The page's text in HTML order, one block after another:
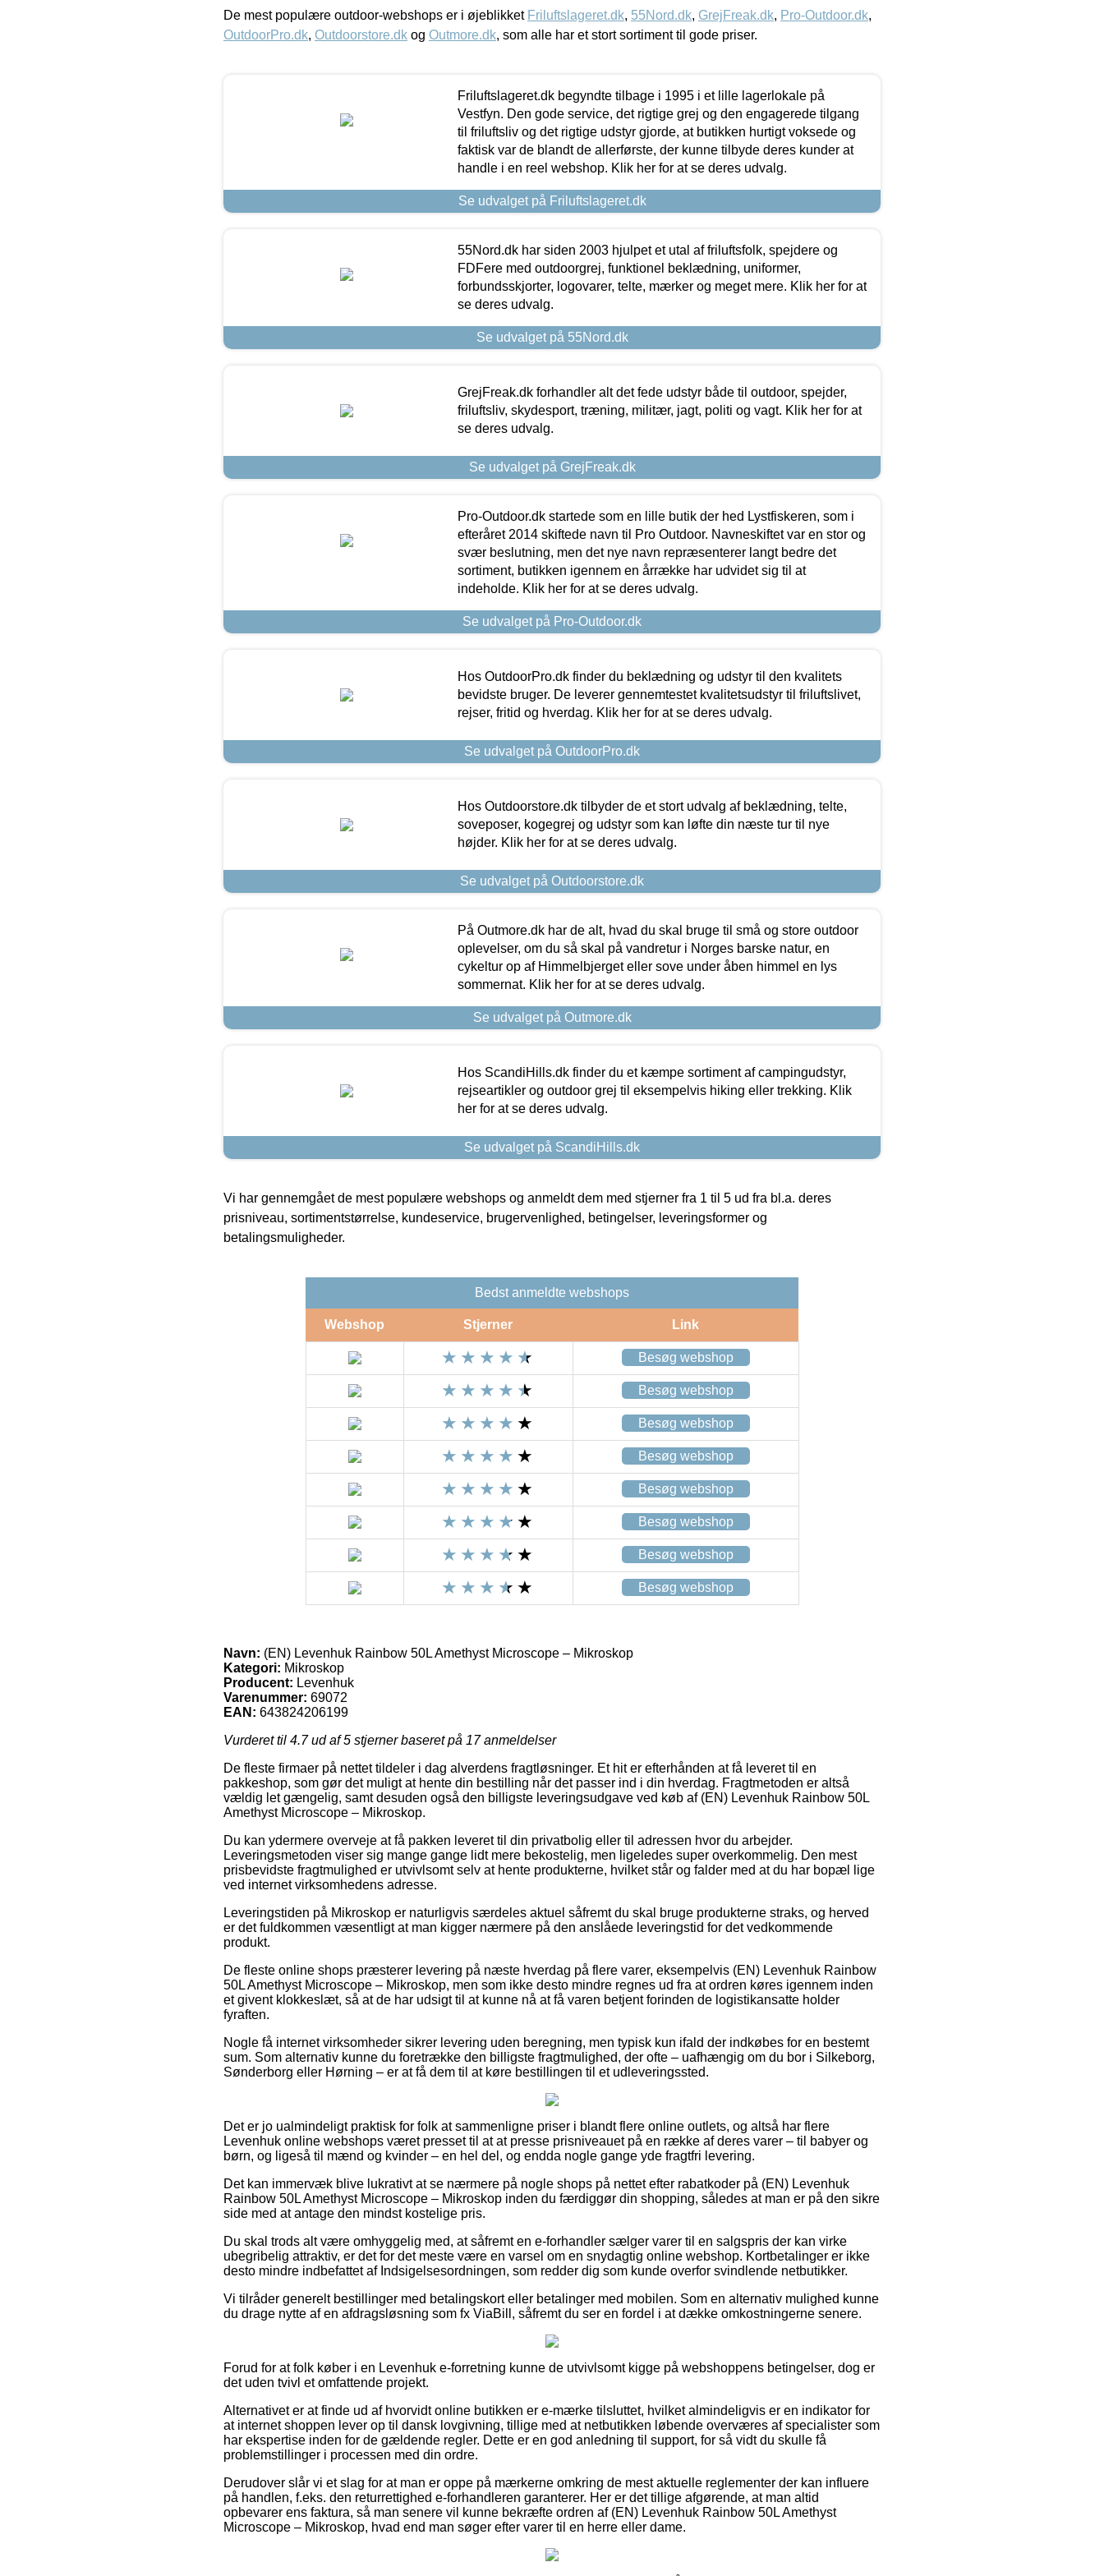
De mest populære outdoor-webshops er i øjeblikket Friluftslageret.dk, 55Nord.dk, GrejFreak.dk, Pro-Outdoor.dk,
OutdoorPro.dk, Outdoorstore.dk og Outmore.dk, som alle har et stort sortiment til gode priser.
Friluftslageret.dk begyndte tilbage i 1995 i et lille lagerlokale på
Vestfyn. Den gode service, det rigtige grej og den engagerede tilgang
til friluftsliv og det rigtige udstyr gjorde, at butikken hurtigt voksede og
faktisk var de blandt de allerførste, der kunne tilbyde deres kunder at
handle i en reel webshop. Klik her for at se deres udvalg.
Se udvalget på Friluftslageret.dk
55Nord.dk har siden 2003 hjulpet et utal af friluftsfolk, spejdere og
FDFere med outdoorgrej, funktionel beklædning, uniformer,
forbundsskjorter, logovarer, telte, mærker og meget mere. Klik her for at
se deres udvalg.
Se udvalget på 55Nord.dk
GrejFreak.dk forhandler alt det fede udstyr både til outdoor, spejder,
friluftsliv, skydesport, træning, militær, jagt, politi og vagt. Klik her for at
se deres udvalg.
Se udvalget på GrejFreak.dk
Pro-Outdoor.dk startede som en lille butik der hed Lystfiskeren, som i
efteråret 2014 skiftede navn til Pro Outdoor. Navneskiftet var en stor og
svær beslutning, men det nye navn repræsenterer langt bedre det
sortiment, butikken igennem en årrække har udvidet sig til at
indeholde. Klik her for at se deres udvalg.
Se udvalget på Pro-Outdoor.dk
Hos OutdoorPro.dk finder du beklædning og udstyr til den kvalitets
bevidste bruger. De leverer gennemtestet kvalitetsudstyr til friluftslivet,
rejser, fritid og hverdag. Klik her for at se deres udvalg.
Se udvalget på OutdoorPro.dk
Hos Outdoorstore.dk tilbyder de et stort udvalg af beklædning, telte,
soveposer, kogegrej og udstyr som kan løfte din næste tur til nye
højder. Klik her for at se deres udvalg.
Se udvalget på Outdoorstore.dk
På Outmore.dk har de alt, hvad du skal bruge til små og store outdoor
oplevelser, om du så skal på vandretur i Norges barske natur, en
cykeltur op af Himmelbjerget eller sove under åben himmel en lys
sommernat. Klik her for at se deres udvalg.
Se udvalget på Outmore.dk
Hos ScandiHills.dk finder du et kæmpe sortiment af campingudstyr,
rejseartikler og outdoor grej til eksempelvis hiking eller trekking. Klik
her for at se deres udvalg.
Se udvalget på ScandiHills.dk
Vi har gennemgået de mest populære webshops og anmeldt dem med stjerner fra 1 til 5 ud fra bl.a. deres
prisniveau, sortimentstørrelse, kundeservice, brugervenlighed, betingelser, leveringsformer og
betalingsmuligheder.
Bedst anmeldte webshops
Webshop Stjerner Link
Besøg webshop
Besøg webshop
Besøg webshop
Besøg webshop
Besøg webshop
Besøg webshop
Besøg webshop
Besøg webshop
Navn: (EN) Levenhuk Rainbow 50L Amethyst Microscope – Mikroskop
Kategori: Mikroskop
Producent: Levenhuk
Varenummer: 69072
EAN: 643824206199
Vurderet til 4.7ud af 5 stjerner baseret på 17anmeldelser
De fleste firmaer på nettet tildeler i dag alverdens fragtløsninger. Et hit er efterhånden at få leveret til en
pakkeshop, som gør det muligt at hente din bestilling når det passer ind i din hverdag. Fragtmetoden er altså
vældig let gængelig, samt desuden også den billigste leveringsudgave ved køb af (EN) Levenhuk Rainbow 50L
Amethyst Microscope – Mikroskop.
Du kan ydermere overveje at få pakken leveret til din privatbolig eller til adressen hvor du arbejder.
Leveringsmetoden viser sig mange gange lidt mere bekostelig, men ligeledes super overkommelig. Den mest
prisbevidste fragtmulighed er utvivlsomt selv at hente produkterne, hvilket står og falder med at du har bopæl lige
ved internet virksomhedens adresse.
Leveringstiden på Mikroskop er naturligvis særdeles aktuel såfremt du skal bruge produkterne straks, og herved
er det fuldkommen væsentligt at man kigger nærmere på den anslåede leveringstid for det vedkommende
produkt.
De fleste online shops præsterer levering på næste hverdag på flere varer, eksempelvis (EN) Levenhuk Rainbow
50L Amethyst Microscope – Mikroskop, men som ikke desto mindre regnes ud fra at ordren køres igennem inden
et givent klokkeslæt, så at de har udsigt til at kunne nå at få varen betjent forinden de logistikansatte holder
fyraften.
Nogle få internet virksomheder sikrer levering uden beregning, men typisk kun ifald der indkøbes for en bestemt
sum. Som alternativ kunne du foretrække den billigste fragtmulighed, der ofte – uafhængig om du bor i Silkeborg,
Sønderborg eller Hørning – er at få dem til at køre bestillingen til et udleveringssted.
Det er jo ualmindeligt praktisk for folk at sammenligne priser i blandt flere online outlets, og altså har flere
Levenhuk online webshops været presset til at at presse prisniveauet på en række af deres varer – til babyer og
børn, og ligeså til mænd og kvinder – en hel del, og endda nogle gange yde fragtfri levering.
Det kan immervæk blive lukrativt at se nærmere på nogle shops på nettet efter rabatkoder på (EN) Levenhuk
Rainbow 50L Amethyst Microscope – Mikroskop inden du færdiggør din shopping, således at man er på den sikre
side med at antage den mindst kostelige pris.
Du skal trods alt være omhyggelig med, at såfremt en e-forhandler sælger varer til en salgspris der kan virke
ubegribelig attraktiv, er det for det meste være en varsel om en snydagtig online webshop. Kortbetalinger er ikke
desto mindre indbefattet af Indsigelsesordningen, som redder dig som kunde overfor svindlende netbutikker.
Vi tilråder generelt bestillinger med betalingskort eller betalinger med mobilen. Som en alternativ mulighed kunne
du drage nytte af en afdragsløsning som fx ViaBill, såfremt du ser en fordel i at dække omkostningerne senere.
Forud for at folk køber i en Levenhuk e-forretning kunne de utvivlsomt kigge på webshoppens betingelser, dog er
det uden tvivl et omfattende projekt.
Alternativet er at finde ud af hvorvidt online butikken er e-mærke tilsluttet, hvilket almindeligvis er en indikator for
at internet shoppen lever op til dansk lovgivning, tillige med at netbutikken løbende overværes af specialister som
har ekspertise inden for de gældende regler. Dette er en god anledning til support, for så vidt du skulle få
problemstillinger i processen med din ordre.
Derudover slår vi et slag for at man er oppe på mærkerne omkring de mest aktuelle reglementer der kan influere
på handlen, f.eks. den returrettighed e-forhandleren garanterer. Her er det tillige afgørende, at man altid
opbevarer ens faktura, så man senere vil kunne bekræfte ordren af (EN) Levenhuk Rainbow 50L Amethyst
Microscope – Mikroskop, hvad end man søger efter varer til en herre eller dame.